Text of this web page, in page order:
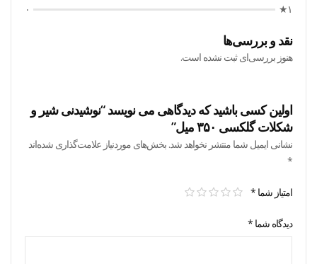
۱★
۰
نقد و بررسی‌ها
هنوز بررسی‌ای ثبت نشده است.
اولین کسی باشید که دیدگاهی می نویسد “نوشیدنی شیر و
شکلات گلکسی ۳۵۰ میل”
نشانی ایمیل شما منتشر نخواهد شد. بخش‌های موردنیاز علامت‌گذاری شده‌اند
*
امتیاز شما *
دیدگاه شما *